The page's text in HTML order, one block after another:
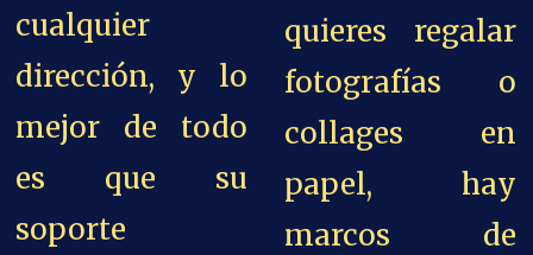
cualquier
dirección, y lo
mejor de todo
es que su
soporte
quieres regalar
fotografías o
collages en
papel, hay
marcos de